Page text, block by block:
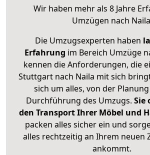
Wir haben mehr als 8 Jahre
Umzügen nach Naila
Die Umzugsexperten haben
Erfahrung im Bereich Umzüge
kennen die Anforderungen, die
Stuttgart nach Naila mit sich
sich um alles, von der
Durchführung des Umzugs. Sie
den Transport Ihrer Möbel und
packen alles sicher ein und
alles rechtzeitig an Ihrem neuen
ankommt.